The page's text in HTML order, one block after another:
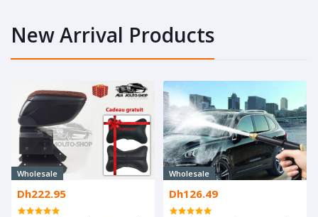
New Arrival Products
Wholesale
Dh222.95
Wholesale
Dh126.49